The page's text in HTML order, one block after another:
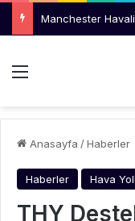
Menü
Anasayfa /Haberler
Haberler Hava
THY